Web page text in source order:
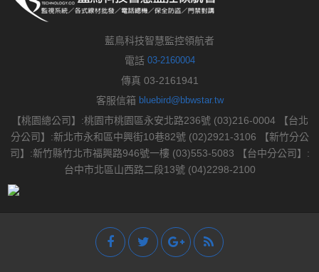
藍鳥科技智慧監控領航者
電話 03-2160004
傳真 03-2161941
客服信箱 bluebird@bbwstar.tw
【桃園總公司】:桃園市桃園區永安北路236號 (03)216-0004 【台北
分公司】:新北市永和區中興街10巷82號 (02)2921-3106 【新竹分公
司】:新竹縣竹北市福興路946號一樓 (03)553-5083 【台中分公司】:
台中市北區山西路二段13號 (04)2298-2100